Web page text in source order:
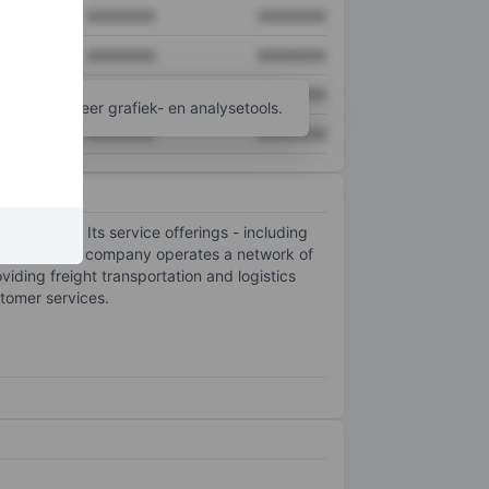
XXXXXXX XXXXXXX
tot meer grafiek- en analysetools.
provider. Its service offerings - including
The company operates a network of
freight transportation and logistics
services.